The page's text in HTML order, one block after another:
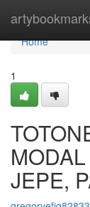
Home
Home
1
JEPE,